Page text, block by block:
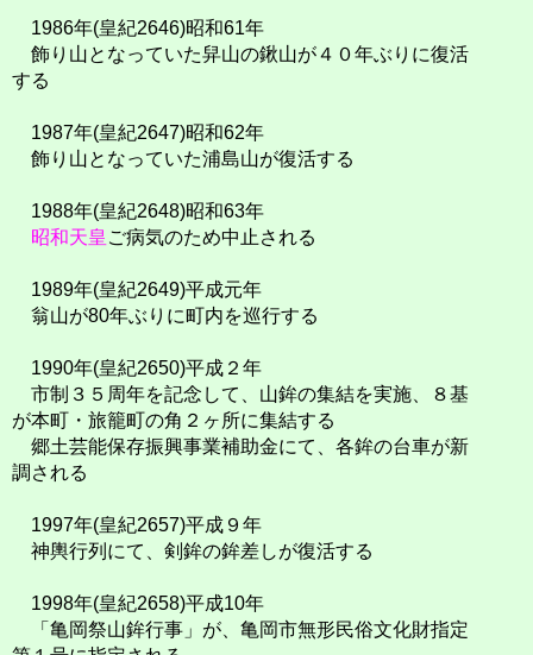
1986年(皇紀2646)昭和61年
飾り山となっていた舁山の鍬山が４０年ぶりに復活
する
1987年(皇紀2647)昭和62年
飾り山となっていた浦島山が復活する
1988年(皇紀2648)昭和63年
昭和天皇 ご病気のため中止される
1989年(皇紀2649)平成元年
翁山が80年ぶりに町内を巡行する
1990年(皇紀2650)平成２年
市制３５周年を記念して、山鉾の集結を実施、８基
が本町・旅籠町の角２ヶ所に集結する
郷土芸能保存振興事業補助金にて、各鉾の台車が新
調される
1997年(皇紀2657)平成９年
神輿行列にて、剣鉾の鉾差しが復活する
1998年(皇紀2658)平成10年
「亀岡祭山鉾行事」が、亀岡市無形民俗文化財指定